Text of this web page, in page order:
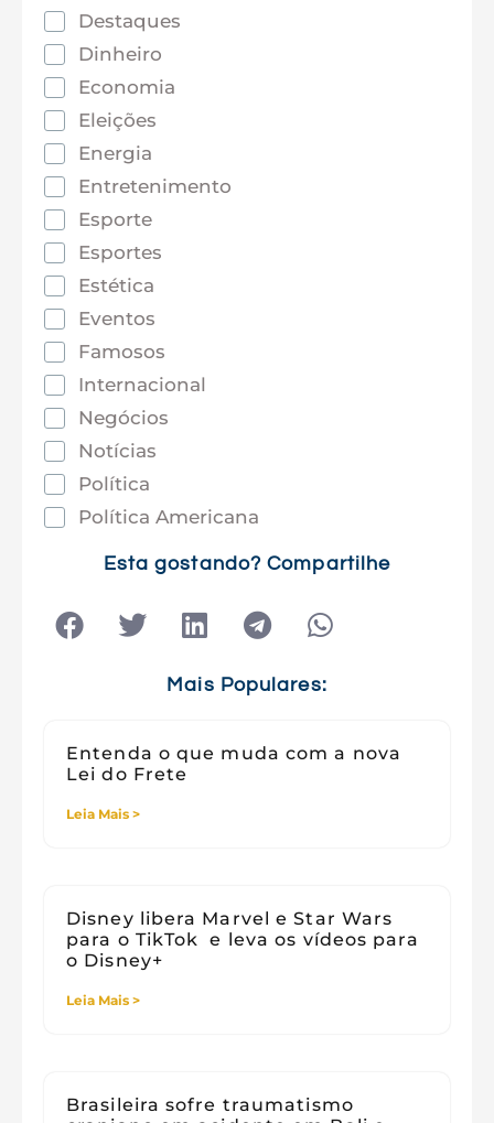
Destaques
Dinheiro
Economia
Eleições
Energia
Entretenimento
Esporte
Esportes
Estética
Eventos
Famosos
Internacional
Negócios
Notícias
Política
Política Americana
Tecnologia
Esta gostando? Compartilhe
Mais Populares:
Entenda o que muda com a nova
Lei do Frete
Leia Mais >
Disney libera Marvel e Star Wars
para o TikTok e leva os vídeos para
o Disney+
Leia Mais >
Brasileira sofre traumatismo